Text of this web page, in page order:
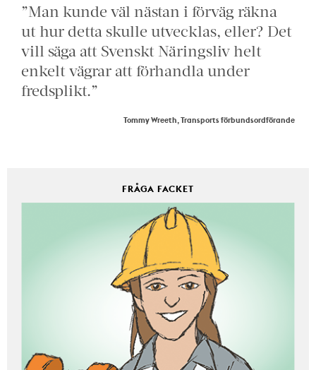
”Man kunde väl nästan i förväg räkna
ut hur detta skulle utvecklas, eller? Det
vill säga att Svenskt Näringsliv helt
enkelt vägrar att förhandla under
fredsplikt.”
Tommy Wreeth, Transports förbundsordförande
FRÅGA FACKET